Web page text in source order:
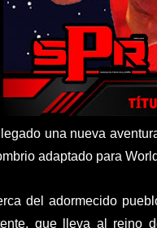
una nueva
adaptado para
del adormecido
que lleva al reino